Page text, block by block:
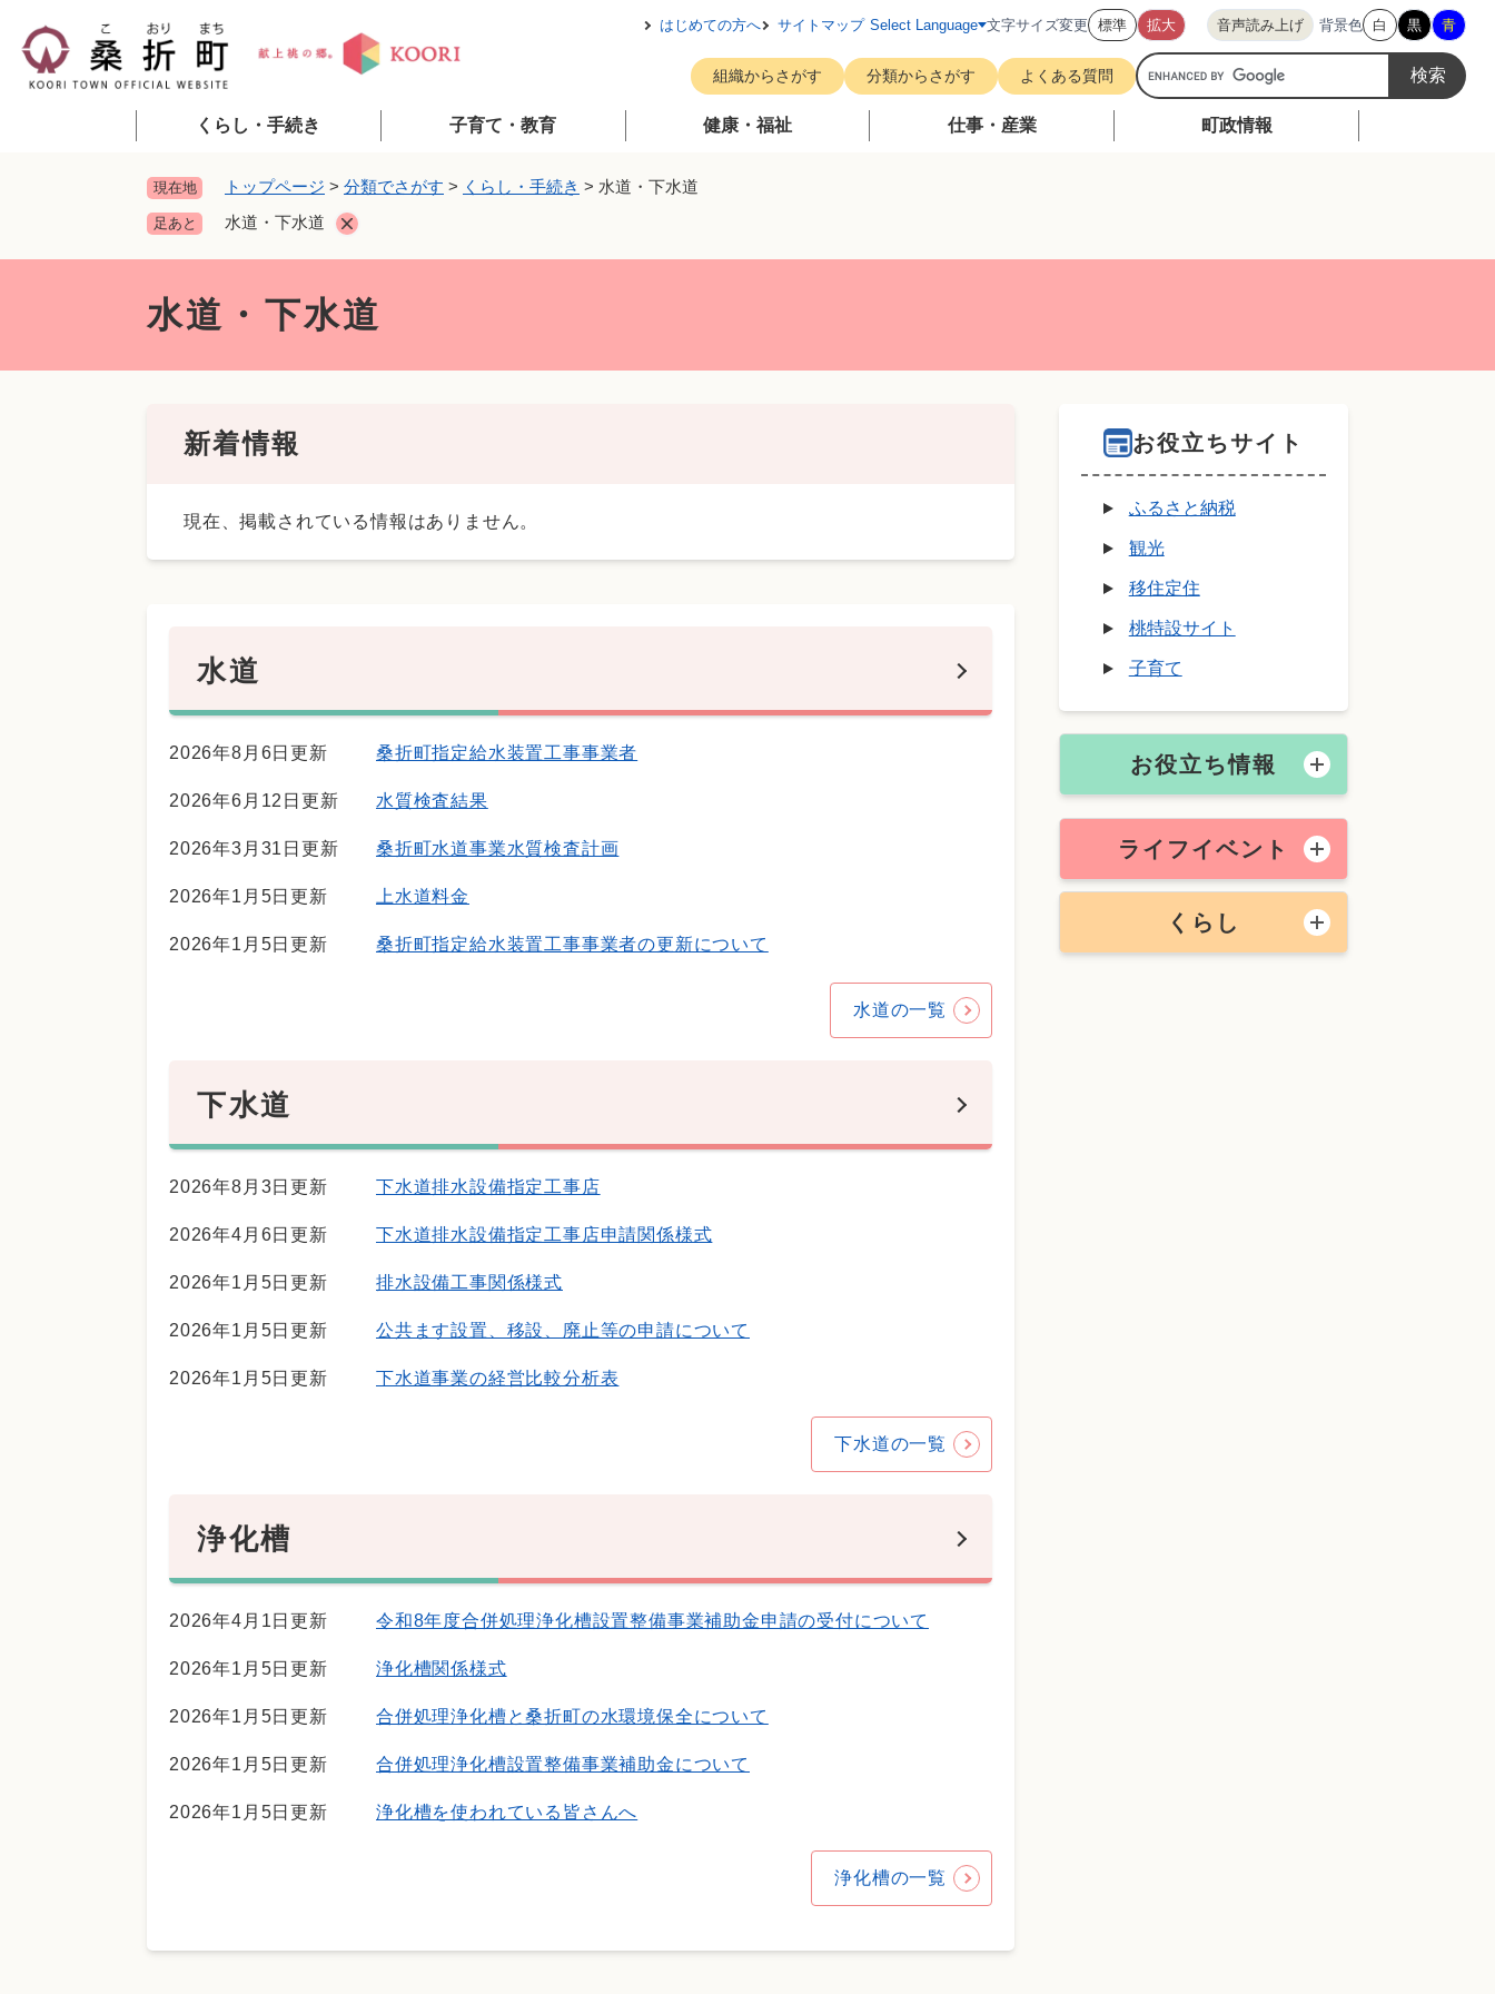
メニューを飛ばして本文へ
はじめての方へ サイトマップ Select Language 文字サイズ変更 標準 拡大 音声読み上げ 背景色 白 黒 青
組織からさがす 分類からさがす よくある質問
G
o
くらし・手続き 子育て・教育 健康・福祉 仕事・産業 町政情報
現在地 トップページ > 分類でさがす > くらし・手続き > 水道・下水道
足あと 水道・下水道
水道・下水道
新着情報
現在、掲載されている情報はありません。
水道
2026年8月6日更新 桑折町指定給水装置工事事業者
2026年6月12日更新 水質検査結果
2026年3月31日更新 桑折町水道事業水質検査計画
2026年1月5日更新 上水道料金
2026年1月5日更新 桑折町指定給水装置工事事業者の更新について
水道の一覧
下水道
2026年8月3日更新 下水道排水設備指定工事店
2026年4月6日更新 下水道排水設備指定工事店申請関係様式
2026年1月5日更新 排水設備工事関係様式
2026年1月5日更新 公共ます設置、移設、廃止等の申請について
2026年1月5日更新 下水道事業の経営比較分析表
下水道の一覧
浄化槽
2026年4月1日更新 令和8年度合併処理浄化槽設置整備事業補助金申請の受付について
2026年1月5日更新 浄化槽関係様式
2026年1月5日更新 合併処理浄化槽と桑折町の水環境保全について
2026年1月5日更新 合併処理浄化槽設置整備事業補助金について
2026年1月5日更新 浄化槽を使われている皆さんへ
浄化槽の一覧
お役立ちサイト
ふるさと納税
観光
移住定住
桃特設サイト
子育て
お役立ち情報
ライフイベント
くらし